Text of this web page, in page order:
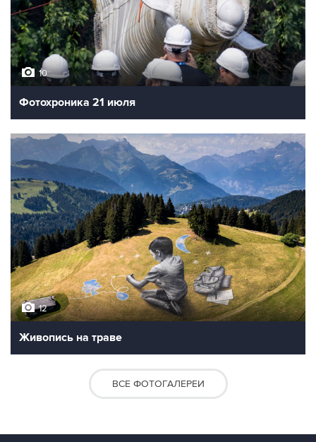
10
Фотохроника 21 июля
12
Живопись на траве
ВСЕ ФОТОГАЛЕРЕИ